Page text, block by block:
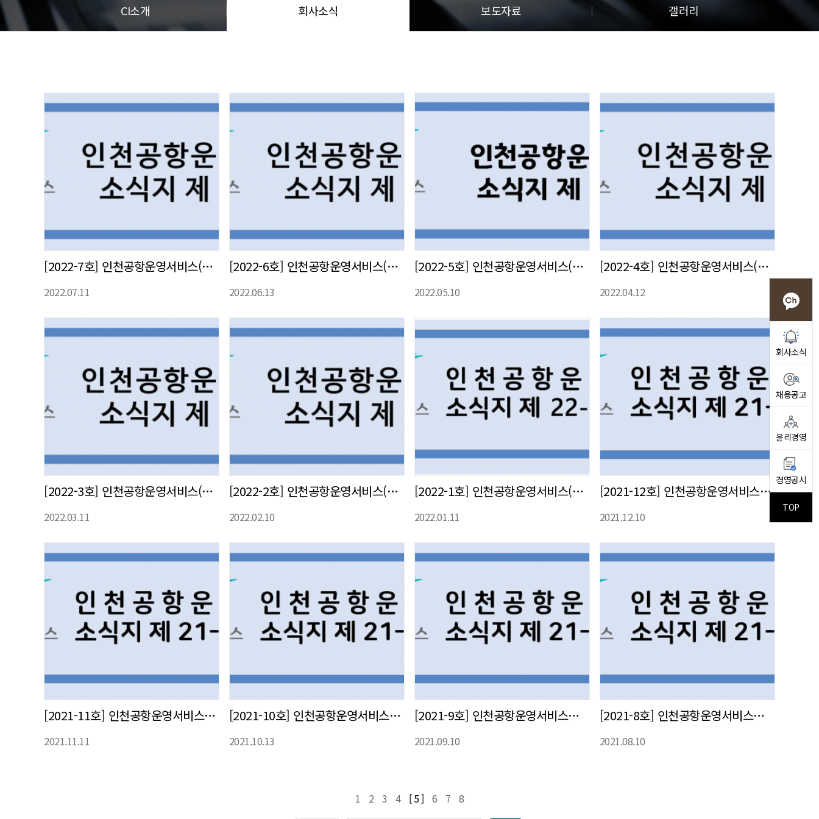
CI소개 회사소식 보도자료 갤러리
[2022-7호] 인천공항운영서비스(주) 사내 소식지 발간
2022.07.11
[2022-6호] 인천공항운영서비스(주) 사내 소식지 발간
2022.06.13
[2022-5호] 인천공항운영서비스(주) 사내 소식지 발간
2022.05.10
[2022-4호] 인천공항운영서비스(주) 사내 소식지 발간
2022.04.12
[2022-3호] 인천공항운영서비스(주) 사내 소식지 발간
2022.03.11
[2022-2호] 인천공항운영서비스(주) 사내 소식지 발간
2022.02.10
[2022-1호] 인천공항운영서비스(주) 사내 소식지 발간
2022.01.11
[2021-12호] 인천공항운영서비스㈜ 사내 소식지 발간
2021.12.10
[2021-11호] 인천공항운영서비스㈜ 사내 소식지 발간
2021.11.11
[2021-10호] 인천공항운영서비스㈜ 사내 소식지 발간
2021.10.13
[2021-9호] 인천공항운영서비스㈜ 사내 소식지 발간
2021.09.10
[2021-8호] 인천공항운영서비스㈜ 사내 소식지 발간
2021.08.10
1 2 3 4 [ 5 ] 6 7 8
회사소식
채용공고
윤리경영
경영공시
TOP